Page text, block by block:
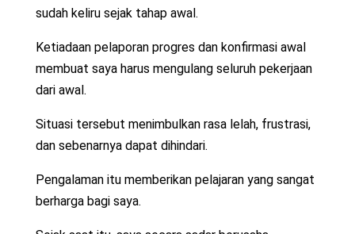
sudah keliru sejak tahap awal.
Ketiadaan pelaporan progres dan konfirmasi awal
membuat saya harus mengulang seluruh pekerjaan
dari awal.
Situasi tersebut menimbulkan rasa lelah, frustrasi,
dan sebenarnya dapat dihindari.
Pengalaman itu memberikan pelajaran yang sangat
berharga bagi saya.